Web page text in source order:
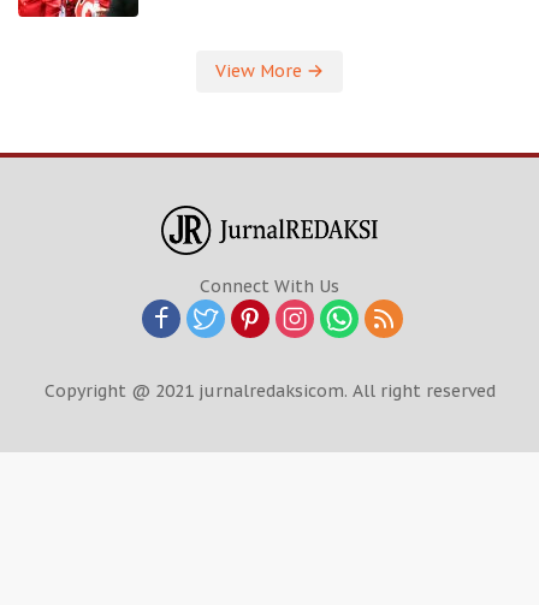
View More
Connect With Us
Copyright @ 2021 jurnalredaksicom. All right reserved